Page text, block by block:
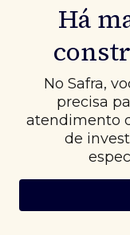
Há
No Safra,
precisa
atendimento
de